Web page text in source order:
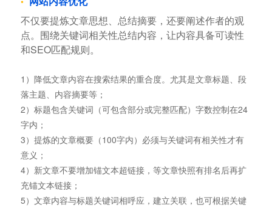
不仅要提炼文章思想、总结摘要，还要阐述作者的观
点。围绕关键词相关性总结内容，让内容具备可读性
和SEO匹配规则。
1）降低文章内容在搜索结果的重合度。尤其是文章标题、段
落主题、内容摘要等；
2）标题包含关键词（可包含部分或完整匹配）字数控制在24
字内；
3）提炼的文章概要（100字内）必须与关键词有相关性才有
意义；
4）新文章不要增加锚文本超链接，等文章快照有排名后再扩
充锚文本链接；
5）文章内容与标题关键词相呼应，建立关联，也可根据关键